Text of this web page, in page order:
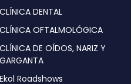
CLÍNICA DENTAL
CLÍNICA OFTALMOLÓGICA
CLÍNICA DE OÍDOS, NARIZ Y
GARGANTA
Ekol Roadshows